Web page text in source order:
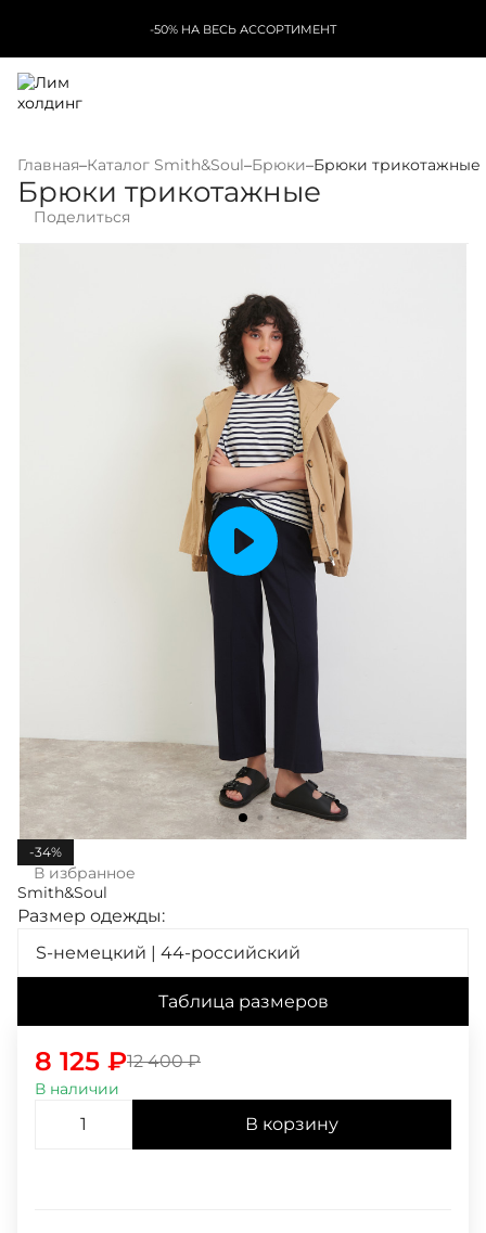
-50% НА ВЕСЬ АССОРТИМЕНТ
Главная–Каталог Smith&Soul–Брюки–Брюки трикотажные
Брюки трикотажные
Поделиться
-34%
В избранное
Smith&Soul
Размер одежды:
S-немецкий | 44-российский
Таблица размеров
12 400₽
8 125 ₽
В наличии
В корзину